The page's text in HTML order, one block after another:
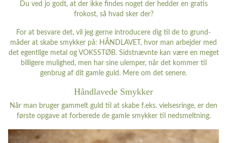
Du ved jo godt, at der ikke findes noget der hedder en gratis
frokost, så hvad sker der?
For at besvare det, vil jeg gerne introducere dig til de to grund-
måder at skabe smykker på: HÅNDLAVET, hvor man arbejder med
det egentlige metal og VOKSSTØB. Sidstnævnte kan være en meget
billigere mulighed, men har sine ulemper, når det kommer til
genbrug af dit gamle guld. Mere om det senere.
Håndlavede Smykker
Når man bruger gammelt guld til at skabe f.eks. vielsesringe, er den
første opgave at forberede de gamle smykker til nedsmeltning.